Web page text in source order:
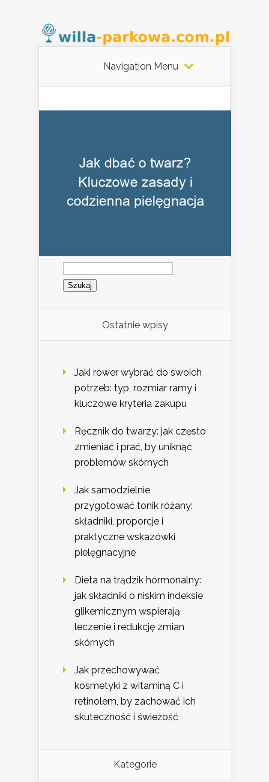
Navigation Menu
Szukaj:
Ostatnie wpisy
Jaki rower wybrać do swoich
potrzeb: typ, rozmiar ramy i
kluczowe kryteria zakupu
Ręcznik do twarzy: jak często
zmieniać i prać, by uniknąć
problemów skórnych
Jak samodzielnie
przygotować tonik różany:
składniki, proporcje i
praktyczne wskazówki
pielęgnacyjne
Dieta na trądzik hormonalny:
jak składniki o niskim indeksie
glikemicznym wspierają
leczenie i redukcję zmian
skórnych
Jak przechowywać
kosmetyki z witaminą C i
retinolem, by zachować ich
skuteczność i świeżość
Kategorie